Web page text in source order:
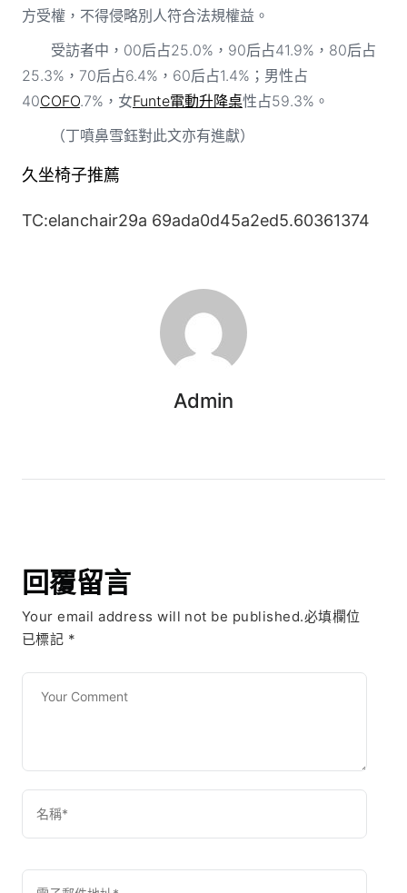
方受權，不得侵略別人符合法規權益。
受訪者中，00后占25.0%，90后占41.9%，80后占
25.3%，70后占6.4%，60后占1.4%；男性占
40COFO.7%，女Funte電動升降桌性占59.3%。
（丁噴鼻雪鈺對此文亦有進獻）
久坐椅子推薦
TC:elanchair29a 69ada0d45a2ed5.60361374
Admin
回覆留言
Your email address will not be published.必填欄位
已標記 *